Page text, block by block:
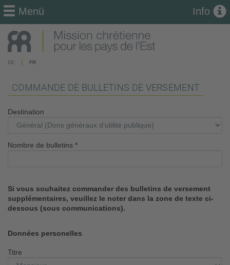
DE | FR
COMMANDE DE BULLETINS DE VERSEMENT
Destination
Nombre de bulletins *
Si vous souhaitez commander des bulletins de versement
supplémentaires, veuillez le noter dans la zone de texte ci-
dessous (sous communications).
Données personelles
Titre
Menü Info